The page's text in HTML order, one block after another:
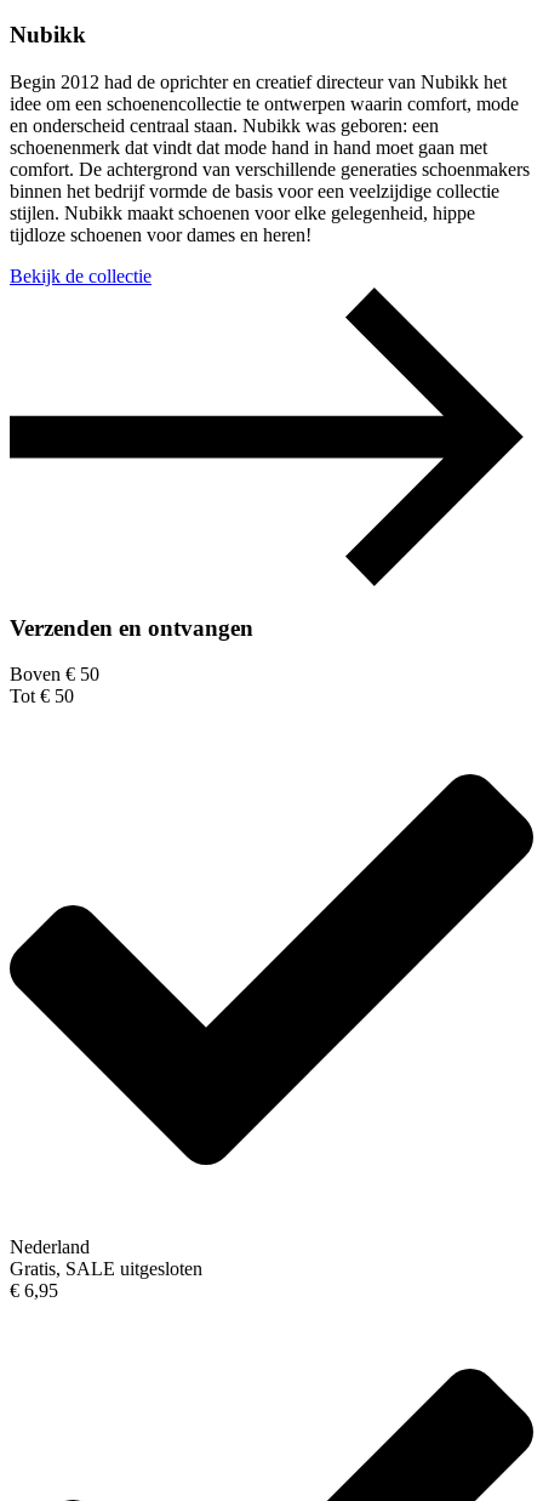
Nubikk
Begin 2012 had de oprichter en creatief directeur van Nubikk het
idee om een ​​schoenencollectie te ontwerpen waarin comfort, mode
en onderscheid centraal staan. Nubikk was geboren: een
schoenenmerk dat vindt dat mode hand in hand moet gaan met
comfort. De achtergrond van verschillende generaties schoenmakers
binnen het bedrijf vormde de basis voor een veelzijdige collectie
stijlen. Nubikk maakt schoenen voor elke gelegenheid, hippe
tijdloze schoenen voor dames en heren!
Bekijk de collectie
Verzenden en ontvangen
Boven € 50
Tot € 50
Nederland
Gratis, SALE uitgesloten
€ 6,95